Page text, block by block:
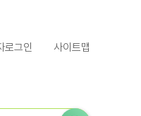
로그인 사이트맵